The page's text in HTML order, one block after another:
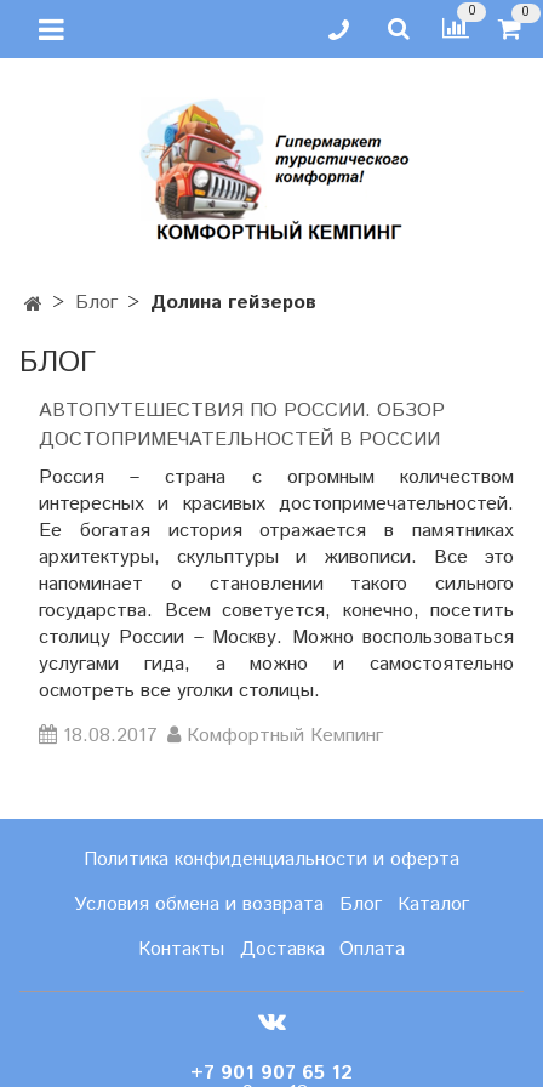
0 0
Блог Долина гейзеров
БЛОГ
АВТОПУТЕШЕСТВИЯ ПО РОССИИ. ОБЗОР
ДОСТОПРИМЕЧАТЕЛЬНОСТЕЙ В РОССИИ
Россия – страна с огромным количеством
интересных и красивых достопримечательностей.
Ее богатая история отражается в памятниках
архитектуры, скульптуры и живописи. Все это
напоминает о становлении такого сильного
государства. Всем советуется, конечно, посетить
столицу России – Москву. Можно воспользоваться
услугами гида, а можно и самостоятельно
осмотреть все уголки столицы.
18.08.2017
Комфортный Кемпинг
Политика конфиденциальности и оферта
Условия обмена и возврата
Блог
Каталог
Контакты
Доставка Оплата
+7 901 907 65 12